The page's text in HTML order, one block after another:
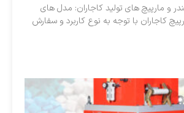
و مارپیچ های تولید کاجاران: مدل های
کاجاران با توجه به نوع کاربرد و سفارش